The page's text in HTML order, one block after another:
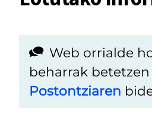
Web orrialde
beharrak
Postontziaren